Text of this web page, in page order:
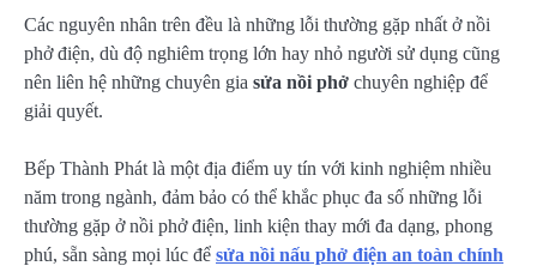
Các nguyên nhân trên đều là những lỗi thường gặp nhất ở nồi
phở điện, dù độ nghiêm trọng lớn hay nhỏ người sử dụng cũng
nên liên hệ những chuyên gia sửa nồi phở chuyên nghiệp để
giải quyết.
Bếp Thành Phát là một địa điểm uy tín với kinh nghiệm nhiều
năm trong ngành, đảm bảo có thể khắc phục đa số những lỗi
thường gặp ở nồi phở điện, linh kiện thay mới đa dạng, phong
phú, sẵn sàng mọi lúc để sửa nồi nấu phở điện an toàn chính